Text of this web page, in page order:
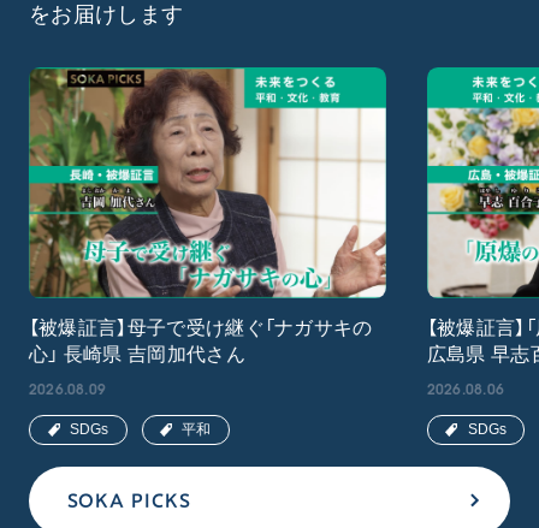
をお届けします
SOKA PICKS
【被爆証言】母子で受け継ぐ「ナガサキの
心」 長崎県 吉岡加代さん
2026.08.09
SDGs 平和
【被爆証言
広島県 早志
2026.08.06
SDGs